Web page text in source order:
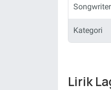
Songwriter
Kategori
Lirik